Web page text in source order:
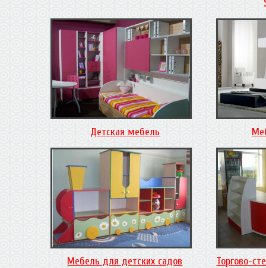
Детская мебель
Мебель для детских садов Торгово-